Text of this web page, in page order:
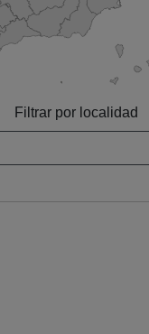
Filtrar por localidad